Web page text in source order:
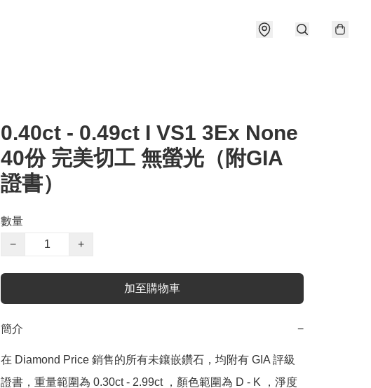
0.40ct - 0.49ct I VS1 3Ex None
40份 完美切工 無螢光（附GIA
證書）
數量
−
+
加至購物車
簡介 −
在 Diamond Price 銷售的所有未鑲嵌鑽石，均附有 GIA 評級
證書，重量範圍為 0.30ct - 2.99ct ，顏色範圍為 D - K ，淨度